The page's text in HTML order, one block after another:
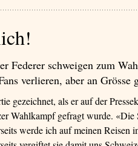
Federer schweigen zum
verlieren, aber an Grösse
gezeichnet, als er auf der
Wahlkampf gefragt wurde. «Die
werde ich auf meinen Reisen